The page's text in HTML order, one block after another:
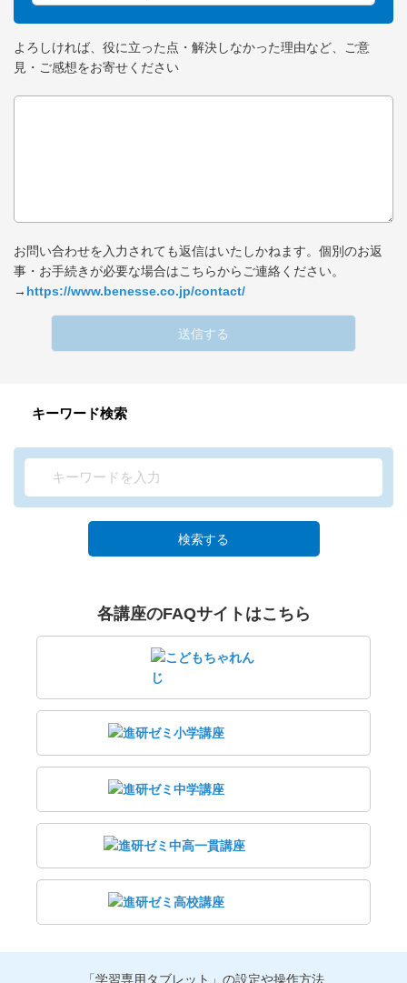
よろしければ、役に立った点・解決しなかった理由など、ご意
見・ご感想をお寄せください
お問い合わせを入力されても返信はいたしかねます。個別のお返
事・お手続きが必要な場合はこちらからご連絡ください。
→ https://www.benesse.co.jp/contact/
送信する
キーワード検索
検索する
各講座のFAQサイトはこちら
「学習専用タブレット」の設定や操作方法